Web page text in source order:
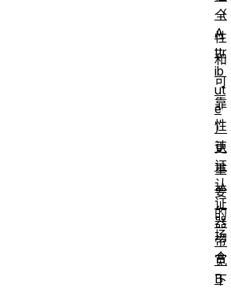
全
性
和
可
靠
性
更
重
要
的
场
合
下
（
A
ttr
ib
ut
e
）
认
证
认
证
器
带
宽
B